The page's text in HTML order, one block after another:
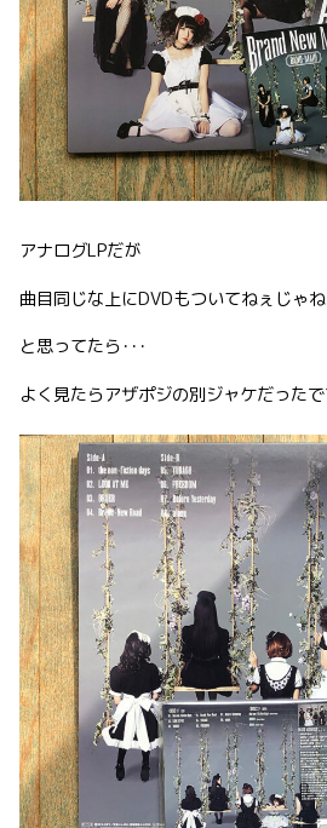
アナログLPだが
曲目同じな上にDVDもついてねぇじゃ
と思ってたら･･･
よく見たらアザポジの別ジャケだった